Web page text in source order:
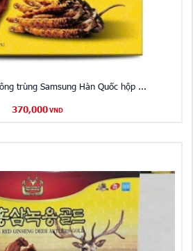
trùng Samsung Hàn Quốc hộp ...
370,000 VND